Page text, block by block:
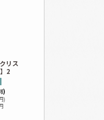
リス
2
)
)